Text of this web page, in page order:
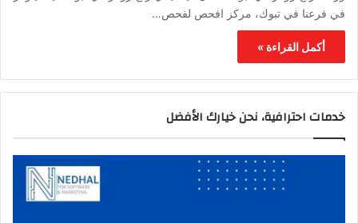
في فرعنا في تبوك، مركز افحص لفحص…
أكمل القراءة »
خدمات احترافية، نحن خيارك الأفضل